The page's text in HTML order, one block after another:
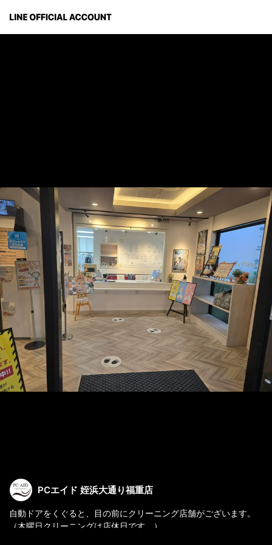
PCエイド 姪浜大通り福重店
自動ドアをくぐると、目の前にクリーニング店舗がございます。
（木曜日クリーニングは店休日です。）